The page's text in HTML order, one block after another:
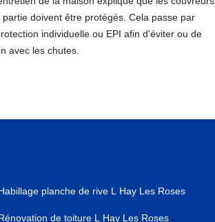
doivent être protégés. Cela passe par
individuelle ou EPI afin d'éviter ou de
avec les chutes.
planche de rive L Hay Les Roses
de toiture L Hay Les Roses